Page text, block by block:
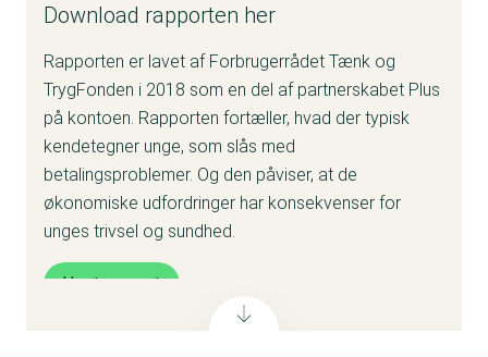
Download rapporten her
Rapporten er lavet af Forbrugerrådet Tænk og
TrygFonden i 2018 som en del af partnerskabet Plus
på kontoen. Rapporten fortæller, hvad der typisk
kendetegner unge, som slås med
betalingsproblemer. Og den påviser, at de
økonomiske udfordringer har konsekvenser for
unges trivsel og sundhed.
Hent rapport